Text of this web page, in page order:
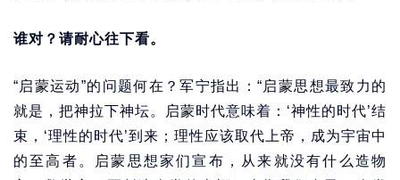
谁对？请耐心往下看。
“启蒙运动”的问题何在？军宁指出：“启蒙思想最致力的
就是，把神拉下神坛。启蒙时代意味着：‘神性的时代’结
束，‘理性的时代’到来；理性应该取代上帝，成为宇宙中
的至高者。启蒙思想家们宣布，从来就没有什么造物